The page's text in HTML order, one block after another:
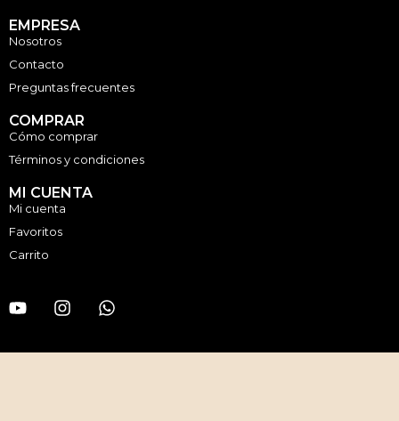
EMPRESA
Nosotros
Contacto
Preguntas frecuentes
COMPRAR
Cómo comprar
Términos y condiciones
MI CUENTA
Mi cuenta
Favoritos
Carrito